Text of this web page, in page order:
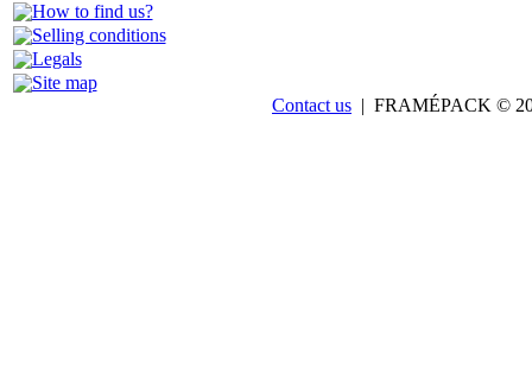
How to find us?
Selling conditions
Legals
Site map
Contact us | FRAMÉPACK ©